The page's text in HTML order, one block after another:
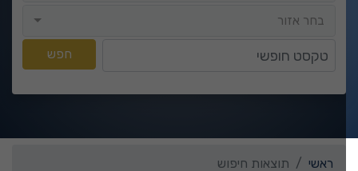
בחר אזור
חפש
ראשי תוצאות חיפוש